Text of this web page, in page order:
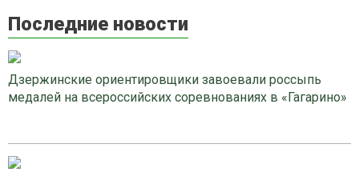
Последние новости
Дзержинские ориентировщики завоевали россыпь
медалей на всероссийских соревнованиях в «Гагарино»